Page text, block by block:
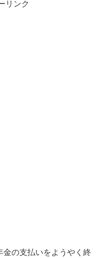
リンク
の支払いをようやく終